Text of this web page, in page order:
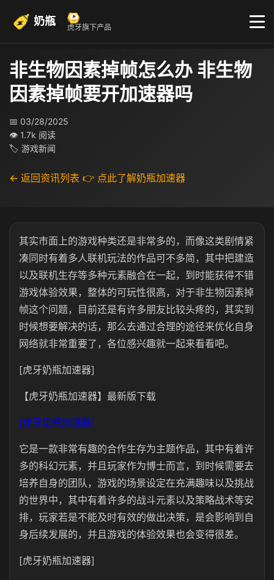
奶瓶 虎牙旗下产品
非生物因素掉帧怎么办 非生物
因素掉帧要开加速器吗
📅 03/28/2025
👁 1.7k 阅读
🏷 游戏新闻
← 返回资讯列表 👉 点此了解奶瓶加速器
其实市面上的游戏种类还是非常多的，而像这类剧情紧
凑同时有着多人联机玩法的作品可不多简，其中把建造
以及联机生存等多种元素融合在一起，到时能获得不错
游戏体验效果，整体的可玩性很高，对于非生物因素掉
帧这个问题，目前还是有许多朋友比较头疼的，其实到
时候想要解决的话，那么去通过合理的途径来优化自身
网络就非常重要了，各位感兴趣就一起来看看吧。
[虎牙奶瓶加速器]
【虎牙奶瓶加速器】最新版下载
[虎牙奶瓶加速器]
它是一款非常有趣的合作生存为主题作品，其中有着许
多的科幻元素，并且玩家作为博士而言，到时候需要去
培养自身的团队，游戏的场景设定在充满趣味以及挑战
的世界中，其中有着许多的战斗元素以及策略战术等安
排，玩家若是不能及时有效的做出决策，是会影响到自
身后续发展的，并且游戏的体验效果也会变得很差。
[虎牙奶瓶加速器]